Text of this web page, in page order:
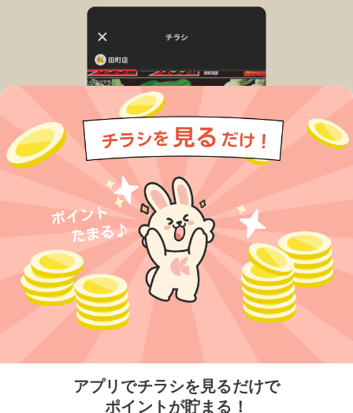
アプリでチラシを見るだけで
ポイントが貯まる！